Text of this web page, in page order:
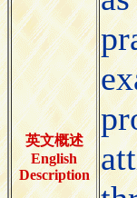
英文概述
English
Description